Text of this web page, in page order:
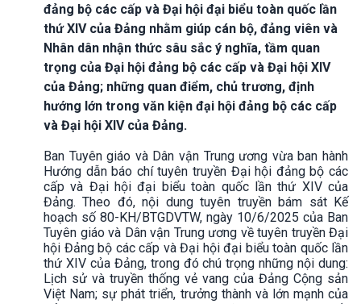
đảng bộ các cấp và Đại hội đại biểu toàn quốc lần
thứ XIV của Đảng nhằm giúp cán bộ, đảng viên và
Nhân dân nhận thức sâu sắc ý nghĩa, tầm quan
trọng của Đại hội đảng bộ các cấp và Đại hội XIV
của Đảng; những quan điểm, chủ trương, định
hướng lớn trong văn kiện đại hội đảng bộ các cấp
và Đại hội XIV của Đảng.
Ban Tuyên giáo và Dân vận Trung ương vừa ban hành
Hướng dẫn báo chí tuyên truyền Đại hội đảng bộ các
cấp và Đại hội đại biểu toàn quốc lần thứ XIV của
Đảng. Theo đó, nội dung tuyên truyền bám sát Kế
hoạch số 80-KH/BTGDVTW, ngày 10/6/2025 của Ban
Tuyên giáo và Dân vận Trung ương về tuyên truyền Đại
hội Đảng bộ các cấp và Đại hội đại biểu toàn quốc lần
thứ XIV của Đảng, trong đó chú trọng những nội dung:
Lịch sử và truyền thống vẻ vang của Đảng Cộng sản
Việt Nam; sự phát triển, trưởng thành và lớn mạnh của